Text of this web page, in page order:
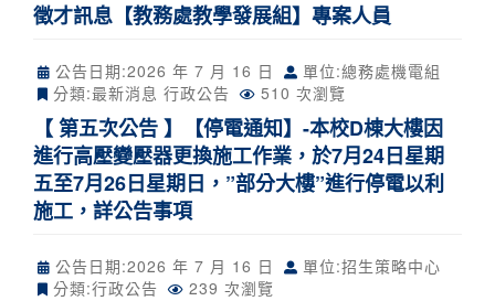
徵才訊息【教務處教學發展組】專案人員
公告日期:2026 年 7 月 16 日
單位:總務處機電組
分類:最新消息 行政公告 510 次瀏覽
【 第五次公告 】【停電通知】-本校D棟大樓因
進行高壓變壓器更換施工作業，於7月24日星期
五至7月26日星期日，”部分大樓”進行停電以利
施工，詳公告事項
公告日期:2026 年 7 月 16 日
單位:招生策略中心
分類:行政公告 239 次瀏覽